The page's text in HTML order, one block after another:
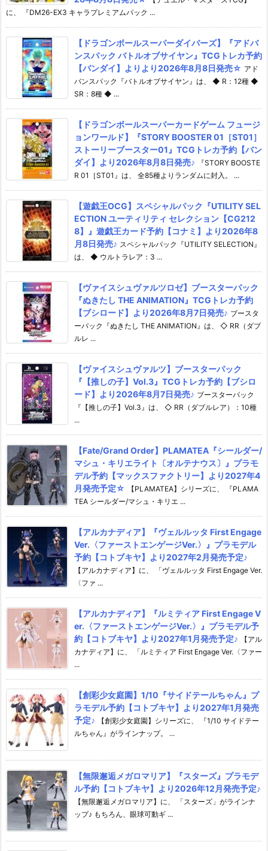
に、 『DM26-EX3 キャラプレミアムパック ...
【ドラゴンボールスーパーダイバーズ】『アドバ
ンスパック バトルオブサイヤン』TCGトレカ予約
【バンダイ】よりより2026年8月8日発売☆ アド
バンスパック『バトルオブサイヤン』は、 ◆ R：12種 ◆
SR：8種 ◆ ...
【ドラゴンボールスーパーカードゲーム フュージ
ョンワールド】『STORY BOOSTER 01［ST01］
ストーリーブースター01』TCGトレカ予約【バン
ダイ】より2026年8月8日発売♪
『STORY BOOSTE
R 01［ST01』は、 全85種よりランダムに封入。 ...
【遊戯王OCG】スペシャルパック『UTILITY SEL
ECTION ユーティリティ セレクション【CG212
8】』遊戯王カード予約【コナミ】より2026年8
月8日発売♪ スペシャルパック『UTILITY SELECTION』
は、 ◆ ウルトラレア：3 ...
【ヴァイスシュヴァルツロゼ】ブースターパック
『ぬきたし THE ANIMATION』TCGトレカ予約
【ブシロード】より2026年8月7日発売♪ ブースタ
ーパック『ぬきたし THE ANIMATION』は、 ◇ RR（ダブ
ルレ ...
【ヴァイスシュヴァルツ】ブースターパック
『【推しの子】Vol.3』TCGトレカ予約【ブシロ
ード】より2026年8月7日発売♪ ブースターパック
『【推しの子】Vol.3』は、 ◇ RR（ダブルレア）：10種
...
【Fate/Grand Order】PLAMATEA『シールダー/
マシュ・キリエライト〔オルテナウス〕』プラモ
デル予約【マックスファクトリー】より2027年4
月発売予定☆
【PLAMATEA】シリーズに、 『PLAMA
TEA シールダー/マシュ・キリエ ...
【アルカナディア】『ヴェルルッタ First Engage
Ver.〈ファーストエンゲージVer.〉』プラモデル
予約【コトブキヤ】より2027年2月発売予定♪
【アルカナディア】に、 「ヴェルルッタ First Engage Ver.
〈ファ ...
【アルカナディア】『ルミティア First Engage V
er.〈ファーストエンゲージVer.〉』プラモデル予
約【コトブキヤ】より2027年1月発売予定♪
【アル
カナディア】に、 「ルミティア First Engage Ver.〈ファー
...
【創彩少女庭園】1/10『サイドテールちゃん』プ
ラモデル予約【コトブキヤ】より2027年1月発売
予定♪
【創彩少女庭園】シリーズに、 『1/10 サイドテー
ルちゃん』がラインナップ。 ...
【無限邂逅メガロマリア】『スターズ』プラモデ
ル予約【コトブキヤ】より2026年12月発売予定♪
【無限邂逅メガロマリア】に、 「スターズ」がラインナ
ップ♪ もちろん、眼球可動ギ ...